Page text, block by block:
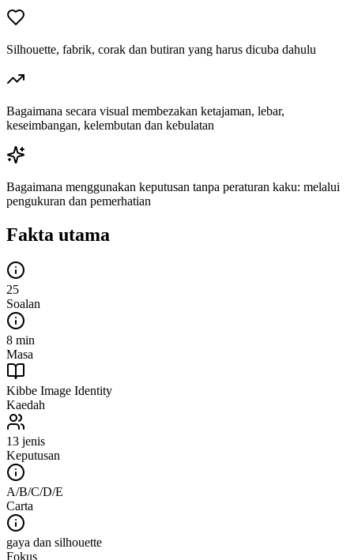
Silhouette, fabrik, corak dan butiran yang harus dicuba dahulu
Bagaimana secara visual membezakan ketajaman, lebar,
keseimbangan, kelembutan dan kebulatan
Bagaimana menggunakan keputusan tanpa peraturan kaku: melalui
pengukuran dan pemerhatian
Fakta utama
25
Soalan
8 min
Masa
Kibbe Image Identity
Kaedah
13 jenis
Keputusan
A/B/C/D/E
Carta
gaya dan silhouette
Fokus